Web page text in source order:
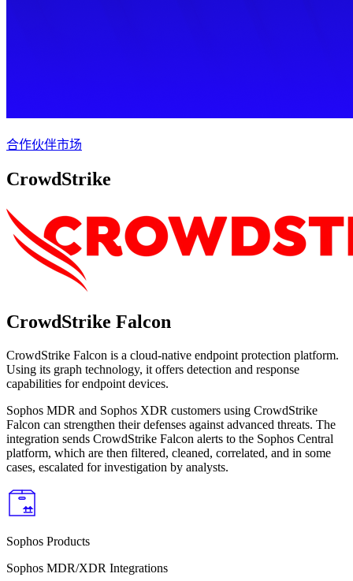
合作伙伴市场
CrowdStrike
CrowdStrike Falcon
CrowdStrike Falcon is a cloud-native endpoint protection platform.
Using its graph technology, it offers detection and response
capabilities for endpoint devices.
Sophos MDR and Sophos XDR customers using CrowdStrike
Falcon can strengthen their defenses against advanced threats. The
integration sends CrowdStrike Falcon alerts to the Sophos Central
platform, which are then filtered, cleaned, correlated, and in some
cases, escalated for investigation by analysts.
Sophos Products
Sophos MDR/XDR Integrations